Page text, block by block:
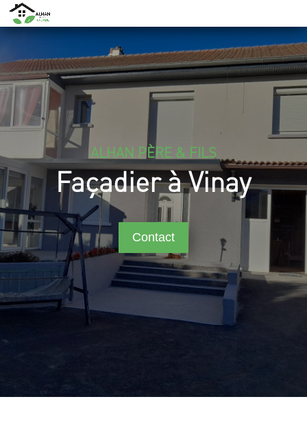
ALHAN PÈRE & FILS
Façadier à Vinay
Contact